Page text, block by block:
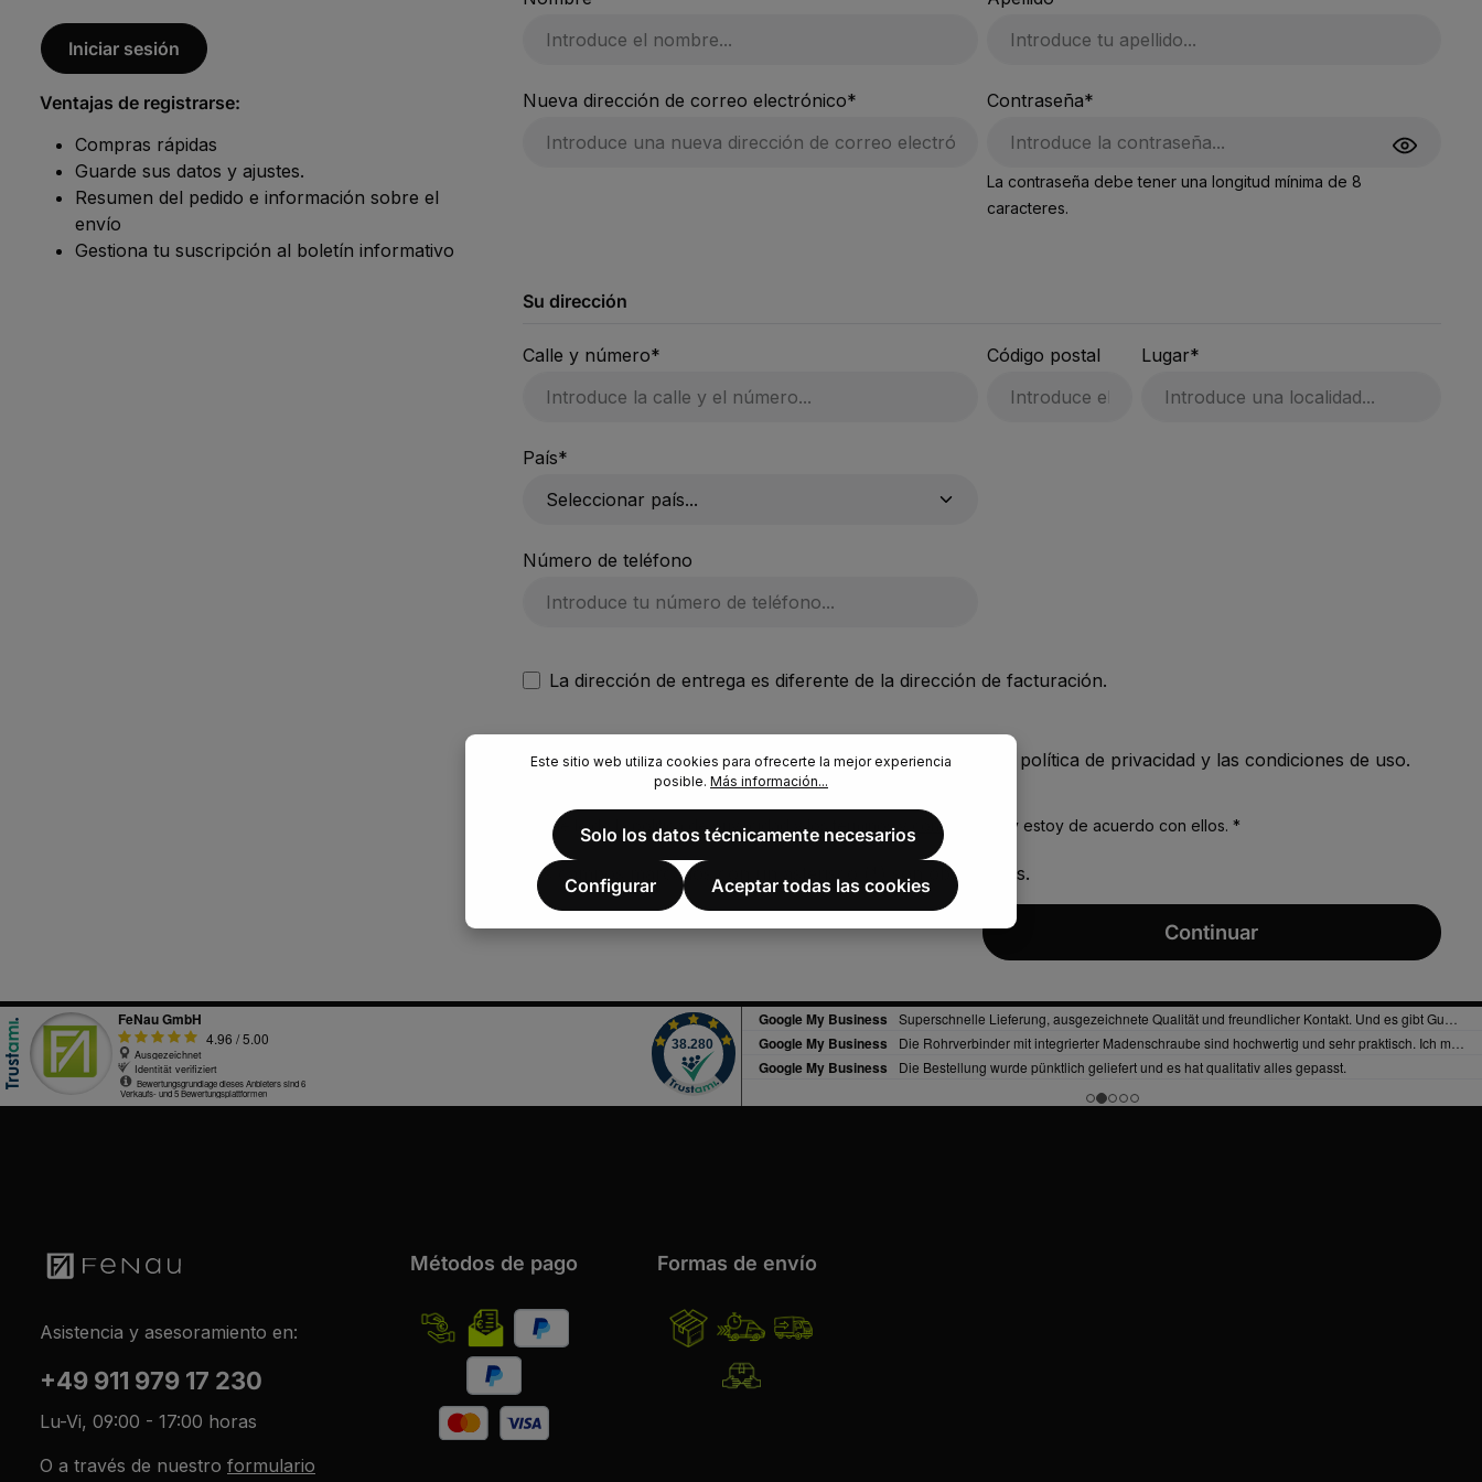
Iniciar sesión
Ventajas de registrarse:
Compras rápidas
Guarde sus datos y ajustes.
Resumen del pedido e información sobre el
envío
Gestiona tu suscripción al boletín informativo
Nueva dirección de correo electrónico* Contraseña*
La contraseña debe tener una longitud mínima de 8
caracteres.
Su dirección
Calle y número* Código postal Lugar*
País*
Número de teléfono
La dirección de entrega es diferente de la dirección de facturación.
Esta página está protegida por reCAPTCHA y se aplican la política de privacidad y las condiciones de uso.
Protección de datos
He leído la
política de privacidad y los términos y condiciones , y estoy de acuerdo con ellos. *
Los campos marcados con un asterisco (*) son obligatorios.
Continuar
Asistencia y asesoramiento en:
+49 911 979 17 230
Lu-Vi, 09:00 - 17:00 horas
O a través de nuestro formulario
Métodos de pago Formas de envío
Este sitio web utiliza cookies para ofrecerte la mejor experiencia
posible. Más información...
Solo los datos técnicamente necesarios
Configurar Aceptar todas las cookies